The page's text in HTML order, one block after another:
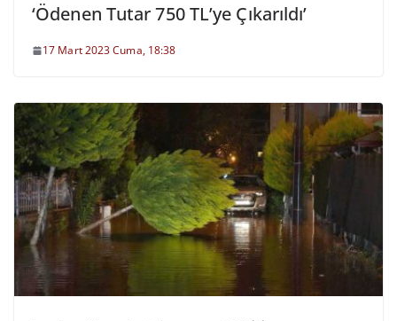
‘Ödenen Tutar 750 TL’ye Çıkarıldı’
17 Mart 2023 Cuma, 18:38